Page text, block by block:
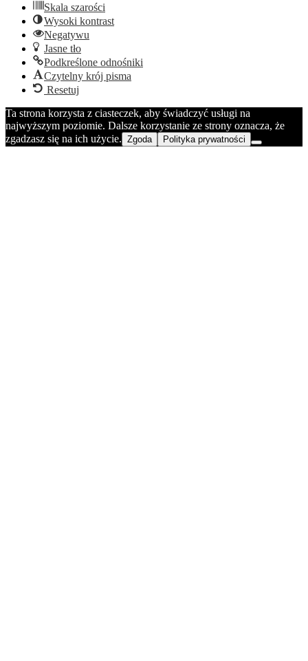
Skala szarości
Wysoki kontrast
Negatywu
Jasne tło
Podkreślone odnośniki
Czytelny krój pisma
Resetuj
Ta strona korzysta z ciasteczek, aby świadczyć usługi na
najwyższym poziomie. Dalsze korzystanie ze strony oznacza, że
zgadzasz się na ich użycie. Zgoda Polityka prywatności